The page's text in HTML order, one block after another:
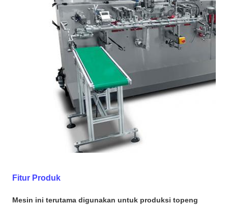
Fitur Produk
Mesin ini terutama digunakan untuk produksi topeng